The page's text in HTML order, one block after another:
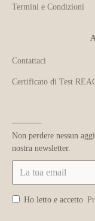
Termini e Condizioni
Contattaci
Certificato di Test
Non perdere nessun
nostra newsletter.
Ho letto e accetto